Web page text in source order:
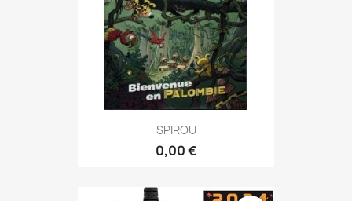
SPIROU
0,00 €